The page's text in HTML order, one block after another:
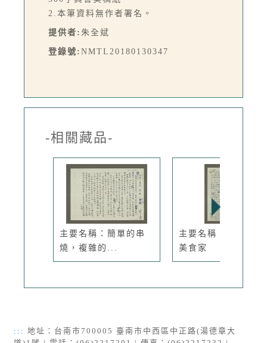
2.本筆資料無作者署名。
提供者: 朱全斌
登錄號: NMTL20180130347
-相關藏品-
主要名稱：簡單的串
燒，複雜的...
主要名稱：不敢自稱
美食家
::: 地址：台南市700005 臺南市中西區中正路(湯德章大